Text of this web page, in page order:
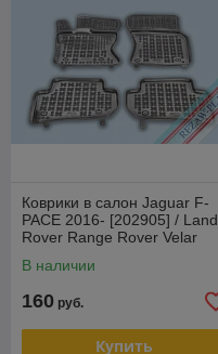
Коврики в салон Jaguar F-
PACE 2016- [202905] / Land
Rover Range Rover Velar
В наличии
160 руб.
Купить